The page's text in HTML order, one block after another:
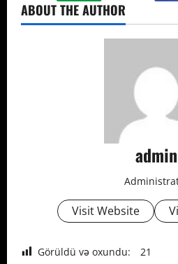
ABOUT THE AUTHOR
admin
Visit Website
Görüldü və oxundu: 21